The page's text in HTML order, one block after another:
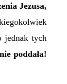
Jezusa,
jednak tych
poddała!